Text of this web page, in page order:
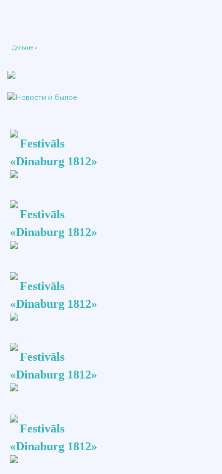
Дальше »
Festivāls
«Dinaburg 1812»
Festivāls
«Dinaburg 1812»
Festivāls
«Dinaburg 1812»
Festivāls
«Dinaburg 1812»
Festivāls
«Dinaburg 1812»